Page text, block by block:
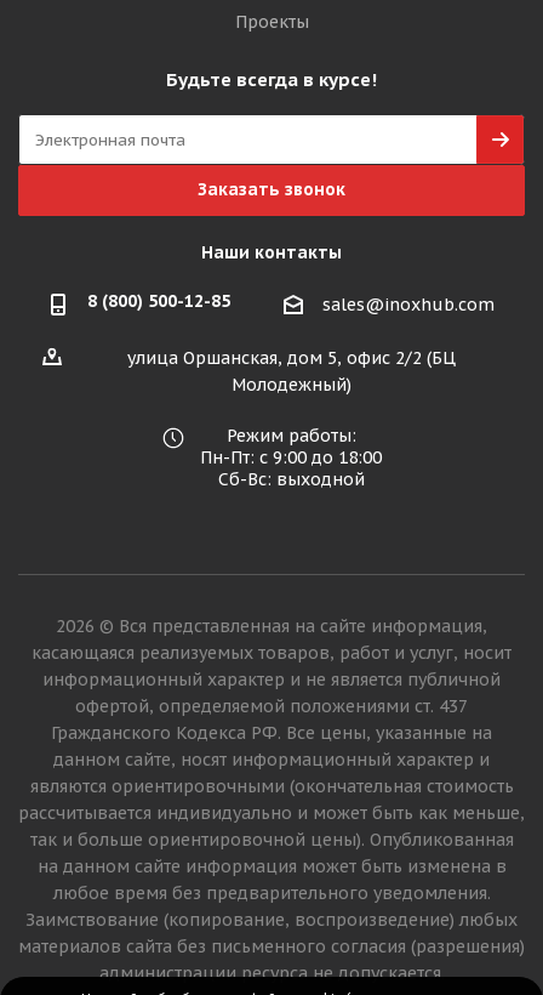
Проекты
Будьте всегда в курсе!
Заказать звонок
Наши контакты
8 (800) 500-12-85 sales@inoxhub.com
улица Оршанская, дом 5, офис 2/2 (БЦ
Молодежный)
Режим работы:
Пн-Пт: с 9:00 до 18:00
Сб-Вс: выходной
2026 © Вся представленная на сайте информация,
касающаяся реализуемых товаров, работ и услуг, носит
информационный характер и не является публичной
офертой, определяемой положениями ст. 437
Гражданского Кодекса РФ. Все цены, указанные на
данном сайте, носят информационный характер и
являются ориентировочными (окончательная стоимость
рассчитывается индивидуально и может быть как меньше,
так и больше ориентировочной цены). Опубликованная
на данном сайте информация может быть изменена в
любое время без предварительного уведомления.
Заимствование (копирование, воспроизведение) любых
материалов сайта без письменного согласия (разрешения)
администрации ресурса не допускается.